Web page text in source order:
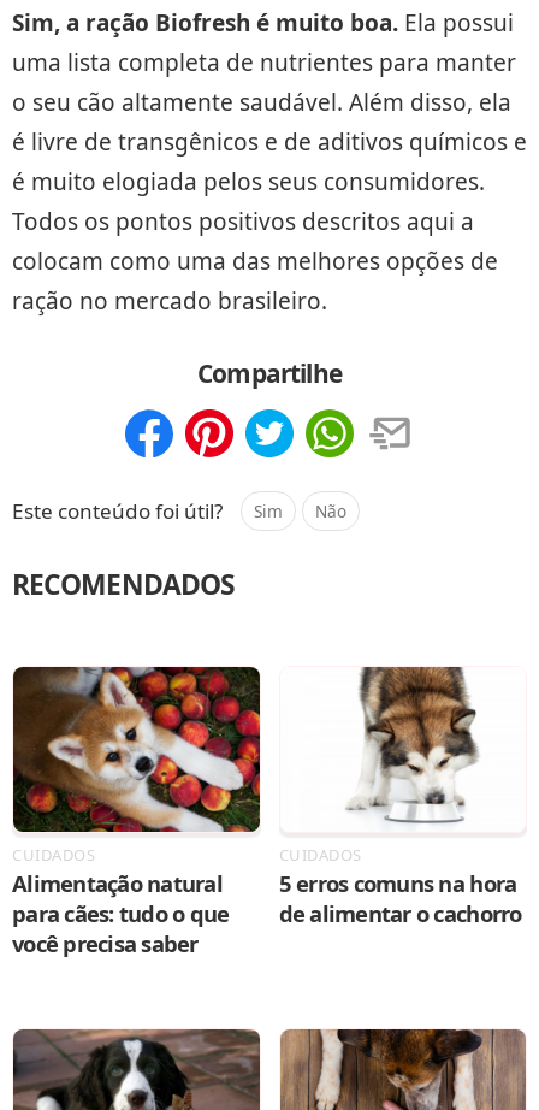
Sim, a ração Biofresh é muito boa. Ela possui
uma lista completa de nutrientes para manter
o seu cão altamente saudável. Além disso, ela
é livre de transgênicos e de aditivos químicos e
é muito elogiada pelos seus consumidores.
Todos os pontos positivos descritos aqui a
colocam como uma das melhores opções de
ração no mercado brasileiro.
Compartilhe
Este conteúdo foi útil? Sim Não
RECOMENDADOS
CUIDADOS
Alimentação natural
para cães: tudo o que
você precisa saber
CUIDADOS
5 erros comuns na hora
de alimentar o cachorro